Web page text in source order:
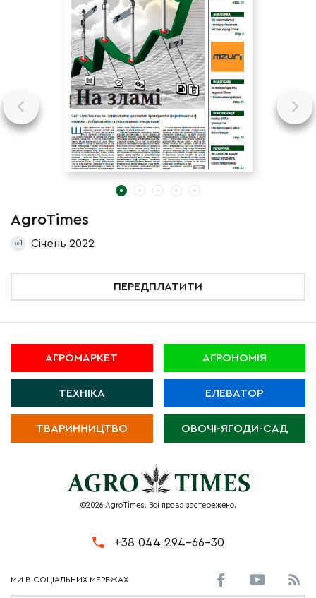
AgroTimes
1 Січень 2022
ПЕРЕДПЛАТИТИ
АГРОМАРКЕТ АГРОНОМІЯ
ТЕХНІКА ЕЛЕВАТОР
ТВАРИННИЦТВО ОВОЧІ-ЯГОДИ-САД
©2026 AgroTimes. Всі права застережено.
+38 044 294-66-30